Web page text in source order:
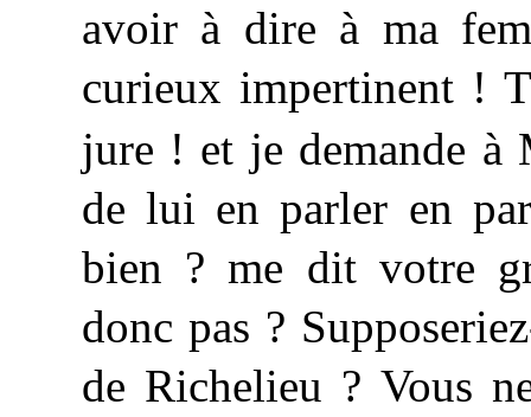
avoir à dire à ma
curieux impertinent !
jure ! et je demande à
de lui en parler en
bien ? me dit votre
donc pas ?
de Richelieu ? Vous